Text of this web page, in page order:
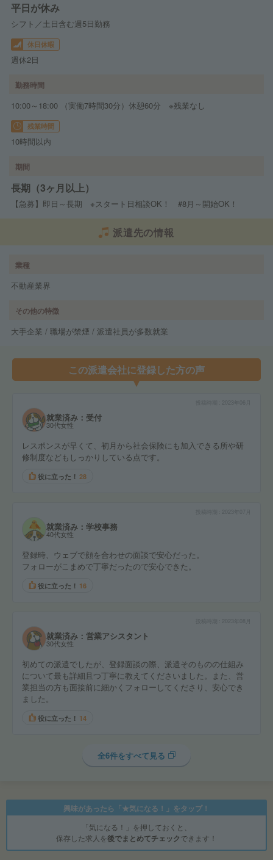
平日が休み
シフト／土日含む週5日勤務
休日休暇
週休2日
勤務時間
10:00～18:00 （実働7時間30分）休憩60分 ※残業なし
残業時間
10時間以内
期間
長期（3ヶ月以上）
【急募】即日～長期 ※スタート日相談OK！ #8月～開始OK！
派遣先の情報
業種
不動産業界
その他の特徴
大手企業 / 職場が禁煙 / 派遣社員が多数就業
この派遣会社に登録した方の声
就業済み：受付
30代女性
レスポンスが早くて、初月から社会保険にも加入できる所や研
修制度などもしっかりしている点です。
役に立った！ 28
就業済み：学校事務
40代女性
登録時、ウェブで顔を合わせの面談で安心だった。
フォローがこまめで丁寧だったので安心できた。
役に立った！ 16
就業済み：営業アシスタント
30代女性
初めての派遣でしたが、登録面談の際、派遣そのものの仕組み
について最も詳細且つ丁寧に教えてくださいました。また、営
業担当の方も面接前に細かくフォローしてくださり、安心でき
ました。
役に立った！ 14
全6件をすべて見る
興味があったら「★気になる！」をタップ！
「気になる！」を押しておくと、
保存した求人を後でまとめてチェックできます！